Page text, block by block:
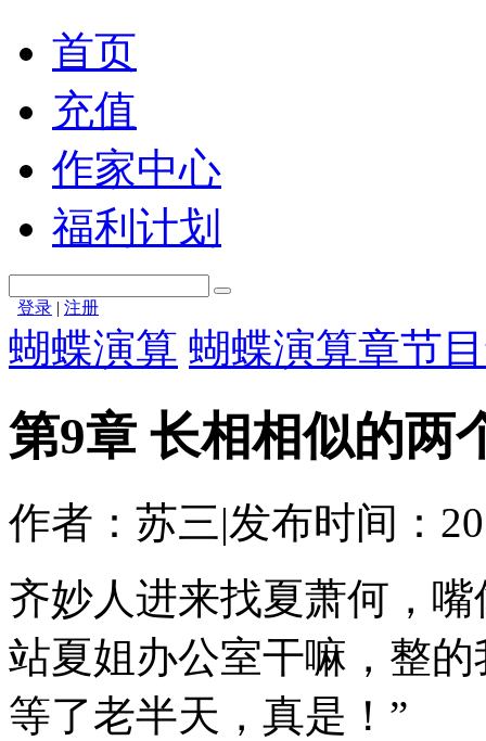
首页
充值
作家中心
福利计划
登录 | 注册
蝴蝶演算 蝴蝶演算章节
第9章 长相相似的两
作者： 苏三|发布时间：
齐妙人进来找夏萧何，
站夏姐办公室干嘛，整
等了老半天，真是！”